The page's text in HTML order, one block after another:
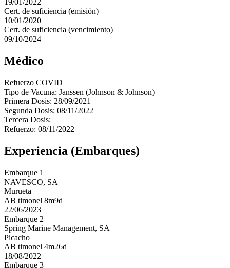
19/01/2022
Cert. de suficiencia (emisión)
10/01/2020
Cert. de suficiencia (vencimiento)
09/10/2024
Médico
Refuerzo COVID
Tipo de Vacuna: Janssen (Johnson & Johnson)
Primera Dosis: 28/09/2021
Segunda Dosis: 08/11/2022
Tercera Dosis:
Refuerzo: 08/11/2022
Experiencia (Embarques)
Embarque 1
NAVESCO, SA
Murueta
AB timonel 8m9d
22/06/2023
Embarque 2
Spring Marine Management, SA
Picacho
AB timonel 4m26d
18/08/2022
Embarque 3